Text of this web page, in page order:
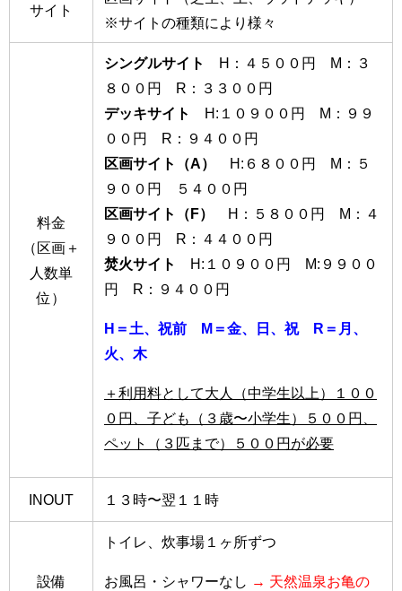
サイト
※サイトの種類により様々
料金
（区画＋
人数単
位）
シングルサイト
H：４５００円 M：３
８００円 R：３３００円
デッキサイト
H:１０９００円 M：９９
００円 R：９４００円
区画サイト（A）
H:６８００円 M：５
９００円 ５４００円
区画サイト（F）
H：５８００円 M：４
９００円 R：４４００円
焚火サイト
H:１０９００円 M:９９００
円 R：９４００円
H＝土、祝前 M＝金、日、祝 R＝月、
火、木
＋利用料として大人（中学生以上）１００
０円、子ども（３歳〜小学生）５００円、
ペット（３匹まで）５００円が必要
INOUT １３時〜翌１１時
設備
トイレ、炊事場１ヶ所ずつ
お風呂・シャワーなし → 天然温泉お亀の